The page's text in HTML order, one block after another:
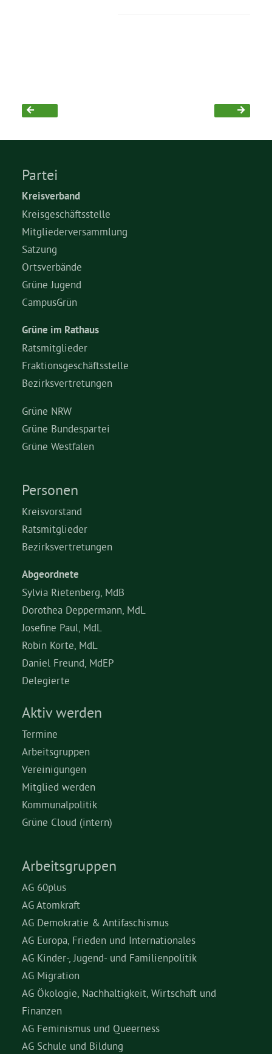
Partei
Kreisverband
Kreisgeschäftsstelle
Mitgliederversammlung
Satzung
Ortsverbände
Grüne Jugend
CampusGrün
Grüne im Rathaus
Ratsmitglieder
Fraktionsgeschäftsstelle
Bezirksvertretungen
Grüne NRW
Grüne Bundespartei
Grüne Westfalen
Personen
Kreisvorstand
Ratsmitglieder
Bezirksvertretungen
Abgeordnete
Sylvia Rietenberg, MdB
Dorothea Deppermann, MdL
Josefine Paul, MdL
Robin Korte, MdL
Daniel Freund, MdEP
Delegierte
Aktiv werden
Termine
Arbeitsgruppen
Vereinigungen
Mitglied werden
Kommunalpolitik
Grüne Cloud (intern)
Arbeitsgruppen
AG 60plus
AG Atomkraft
AG Demokratie & Antifaschismus
AG Europa, Frieden und Internationales
AG Kinder-, Jugend- und Familienpolitik
AG Migration
AG Ökologie, Nachhaltigkeit, Wirtschaft und
Finanzen
AG Feminismus und Queerness
AG Schule und Bildung